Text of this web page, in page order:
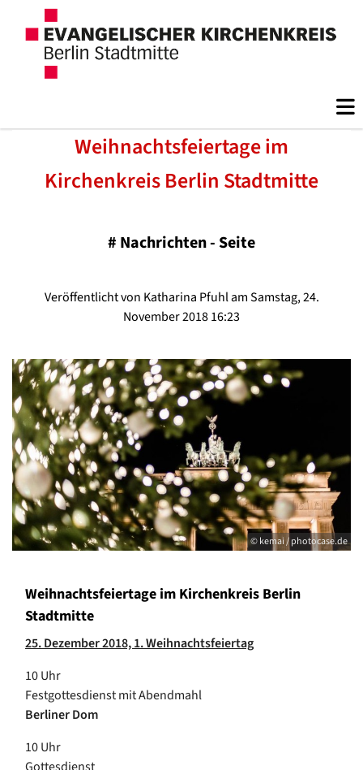
Weihnachtsfeiertage im
Kirchenkreis Berlin Stadtmitte
# Nachrichten - Seite
Veröffentlicht von Katharina Pfuhl am Samstag, 24.
November 2018 16:23
© kemai / photocase.de
Weihnachtsfeiertage im Kirchenkreis Berlin
Stadtmitte
25. Dezember 2018, 1. Weihnachtsfeiertag
10 Uhr
Festgottesdienst mit Abendmahl
Berliner Dom
10 Uhr
Gottesdienst